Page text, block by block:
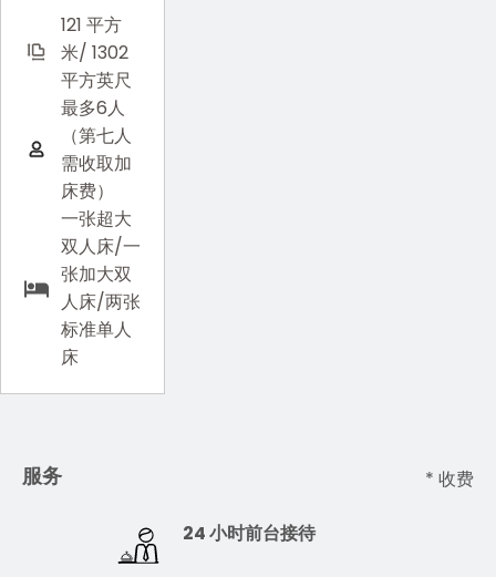
121 平方
米/ 1302
平方英尺
最多6人
（第七人
需收取加
床费）
一张超大
双人床/一
张加大双
人床/两张
标准单人
床
服务 * 收费
24 小时前台接待